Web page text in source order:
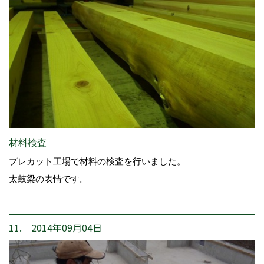
材料検査
プレカット工場で材料の検査を行いました。
太鼓梁の表情です。
11. 2014年09月04日